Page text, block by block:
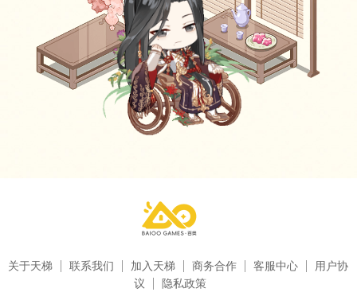
关于天梯 联系我们 加入天梯 商务合作 客服中心
用户协
议
隐私政策